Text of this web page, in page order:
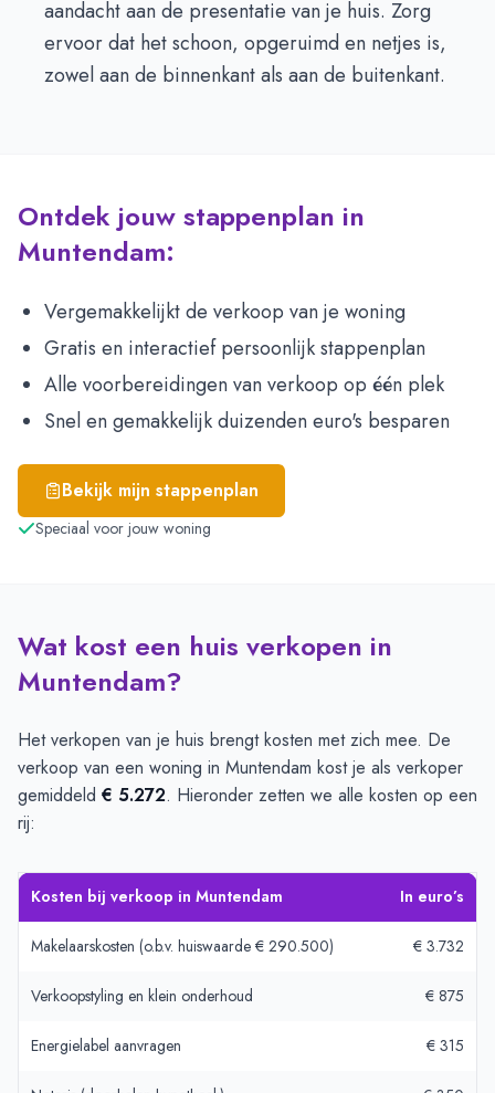
aandacht aan de presentatie van je huis. Zorg
ervoor dat het schoon, opgeruimd en netjes is,
zowel aan de binnenkant als aan de buitenkant.
Ontdek jouw stappenplan in
Muntendam:
Vergemakkelijkt de verkoop van je woning
Gratis en interactief persoonlijk stappenplan
Alle voorbereidingen van verkoop op één plek
Snel en gemakkelijk duizenden euro's besparen
Bekijk mijn stappenplan
Speciaal voor jouw woning
Wat kost een huis verkopen in
Muntendam?
Het verkopen van je huis brengt kosten met zich mee. De
verkoop van een woning in Muntendam kost je als verkoper
gemiddeld € 5.272. Hieronder zetten we alle kosten op een
rij:
Kosten bij verkoop in Muntendam In euro’s
Makelaarskosten (o.b.v. huiswaarde € 290.500) € 3.732
Verkoopstyling en klein onderhoud € 875
Energielabel aanvragen € 315